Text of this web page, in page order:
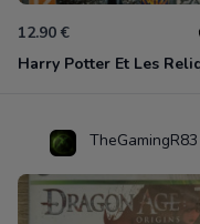
12.90 €
TheGamingR83